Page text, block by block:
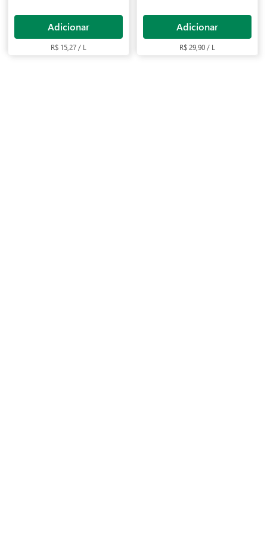
Adicionar
R$ 15,27 / L
Adicionar
R$ 29,90 / L